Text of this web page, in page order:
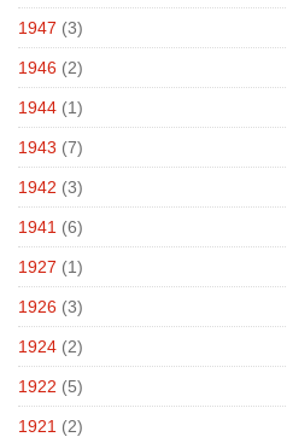
1947 (3)
1946 (2)
1944 (1)
1943 (7)
1942 (3)
1941 (6)
1927 (1)
1926 (3)
1924 (2)
1922 (5)
1921 (2)